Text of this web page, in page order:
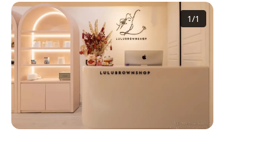
focusing on a natural appearance and a subtle,
makeup-free look. You no longer need to worry
about not knowing how to shape your brows.
Whether you desire a natural brow shape or a
more fashionable aesthetic, we are here to fulfill
your preferences. We are your aesthetic design
team, empowering you to confidently showcase
your beauty in this era of natural makeup!
Never imitate, solely create divine beauty.
1/1